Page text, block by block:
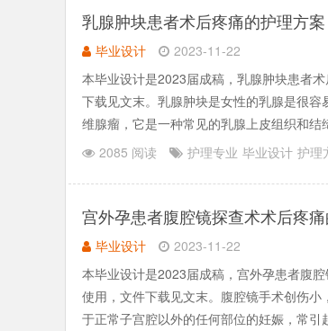
乳腺肿块患者术后疼痛的护理方案
毕业设计
2023-11-22
本毕业设计是2023届成稿，乳腺肿块患者
下载见文末。乳腺肿块是女性的乳腺是很
维腺瘤，它是一种常见的乳腺上皮组织和
现为无痛的、.......
2085 阅读 护理专业 毕业设计 护理
宫外孕患者腹腔镜探查术术后疼
毕业设计
2023-11-22
本毕业设计是2023届成稿，宫外孕患者腹
使用，文件下载见文末。腹腔镜手术创伤
于正常子宫腔以外的任何部位的妊娠，常